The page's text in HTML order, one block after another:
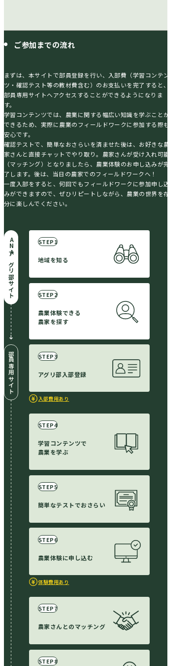
ご参加までの流れ
まずは、本サイトで部員登録を行い、入部費（学習コンテン
ツ・確認テスト等の教材費含む）のお支払いを完了すると、
部員専用サイトへアクセスすることができるようになりま
す。
学習コンテンツでは、農業に関する幅広い知識を学ぶことが
できるため、実際に農業のフィールドワークに参加する際も
安心です。
確認テストで、簡単なおさらいを済ませた後は、お好きな農
家さんと直接チャットでやり取り。農家さんが受け入れ可能
（マッチング）となりましたら、農業体験のお申し込みが完
了します。後は、当日の農家でのフィールドワークへ！
一度入部をすると、何回でもフィールドワークに参加申し込
みができますので、ぜひリピートしながら、農業の世界を存
分に楽しんでください。
地域を知る
農業体験できる
農家を探す
アグリ部 入部登録
入部費用あり
学習 コンテンツで
農業を学ぶ
簡単なテストでおさらい
農業体験に申し込む
体験費用あり
農家さんとのマッチング
ANAアグリ部サイト
部員専用サイト